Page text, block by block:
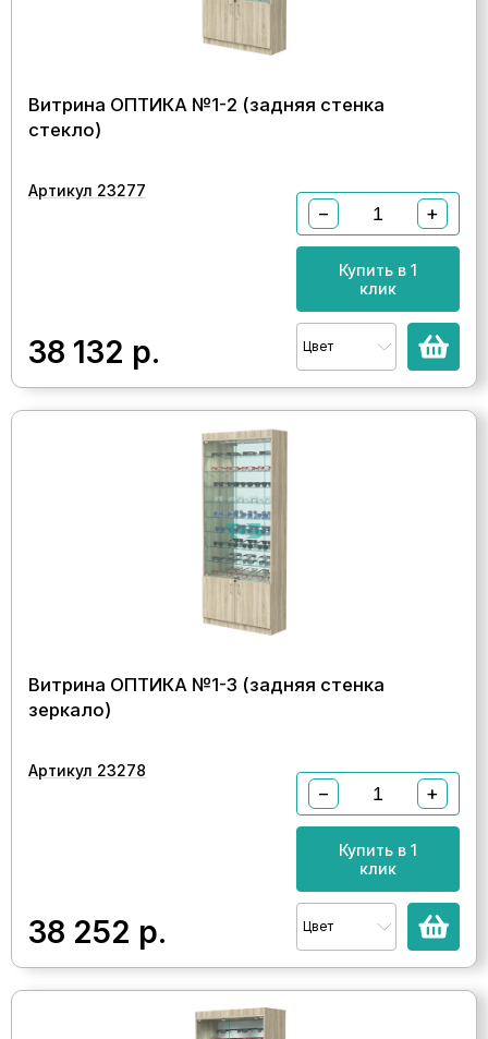
Витрина ОПТИКА №1-2 (задняя стенка
стекло)
Артикул 23277
38 132 р.
− +
Купить в 1
клик
Цвет
Витрина ОПТИКА №1-3 (задняя стенка
зеркало)
Артикул 23278
38 252 р.
− +
Купить в 1
клик
Цвет